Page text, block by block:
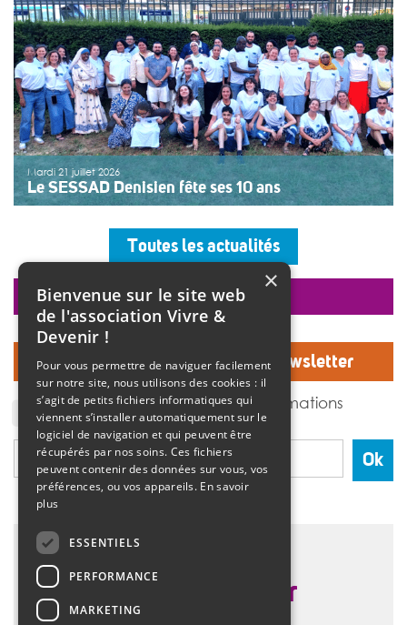
>>Lire la suite
Mardi 21 juillet 2026
Le SESSAD Denisien fête ses 10 ans
accueillaient les invités autour d’un buffet, dans une
ambiance musicale live assurée par un groupe de
musiciens. Christine Manadi, directrice du SESSAD
depuis sa création, est revenue sur l’histoire […]
>>Lire la suite
Toutes les actualités
Inscrivez-vous à notre Newsletter
J'accepte de recevoir des informations
de l'association Vivre et devenir.
Ok
faire un don
×
Bienvenue sur le site web
de l'association Vivre &
Devenir !
Pour vous permettre de naviguer facilement
sur notre site, nous utilisons des cookies : il
s’agit de petits fichiers informatiques qui
viennent s’installer automatiquement sur le
logiciel de navigation et qui peuvent être
récupérés par nos soins. Ces fichiers
peuvent contenir des données sur vous, vos
préférences, ou vos appareils. En savoir
plus
ESSENTIELS
PERFORMANCE
MARKETING